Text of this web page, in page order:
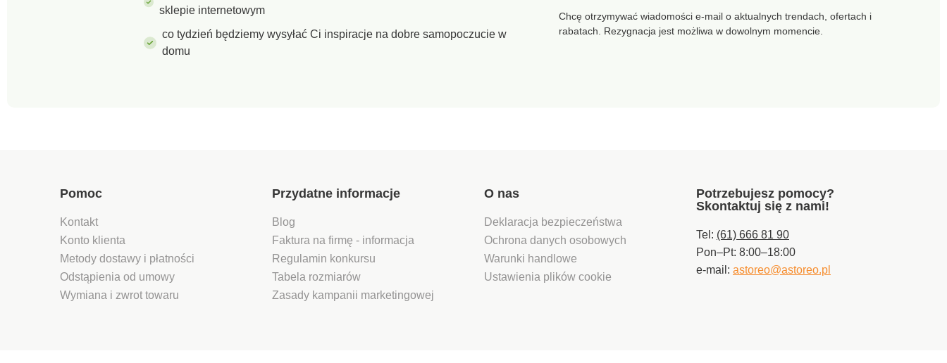
sklepie internetowym
co tydzień będziemy wysyłać Ci inspiracje na dobre samopoczucie w
domu
Chcę otrzymywać wiadomości e-mail o aktualnych trendach, ofertach i
rabatach. Rezygnacja jest możliwa w dowolnym momencie.
Pomoc
Kontakt
Konto klienta
Metody dostawy i płatności
Odstąpienia od umowy
Wymiana i zwrot towaru
Przydatne informacje
Blog
Faktura na firmę - informacja
Regulamin konkursu
Tabela rozmiarów
Zasady kampanii marketingowej
O nas
Deklaracja bezpieczeństwa
Ochrona danych osobowych
Warunki handlowe
Ustawienia plików cookie
Potrzebujesz pomocy?
Skontaktuj się z nami!
Tel: (61) 666 81 90
Pon–Pt: 8:00–18:00
e-mail: astoreo@astoreo.pl